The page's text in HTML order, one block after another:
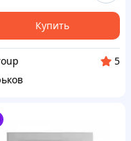
Купить
5